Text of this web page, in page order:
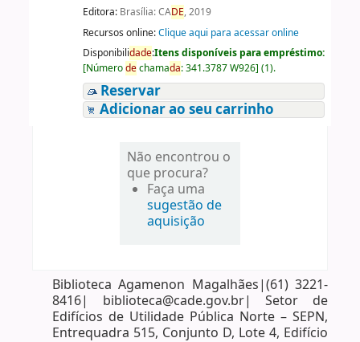
Editora: Brasília: CADE, 2019
Recursos online:Clique aqui para acessar online
Disponibilidade:Itens disponíveis para empréstimo:
[Númerodechamada:341.3787 W926] (1).
Reservar
Adicionar ao seu carrinho
Não encontrou o
que procura?
Faça uma
sugestão de
aquisição
Biblioteca Agamenon Magalhães|(61) 3221-
8416| biblioteca@cade.gov.br| Setor de
Edifícios de Utilidade Pública Norte – SEPN,
Entrequadra 515, Conjunto D, Lote 4, Edifício